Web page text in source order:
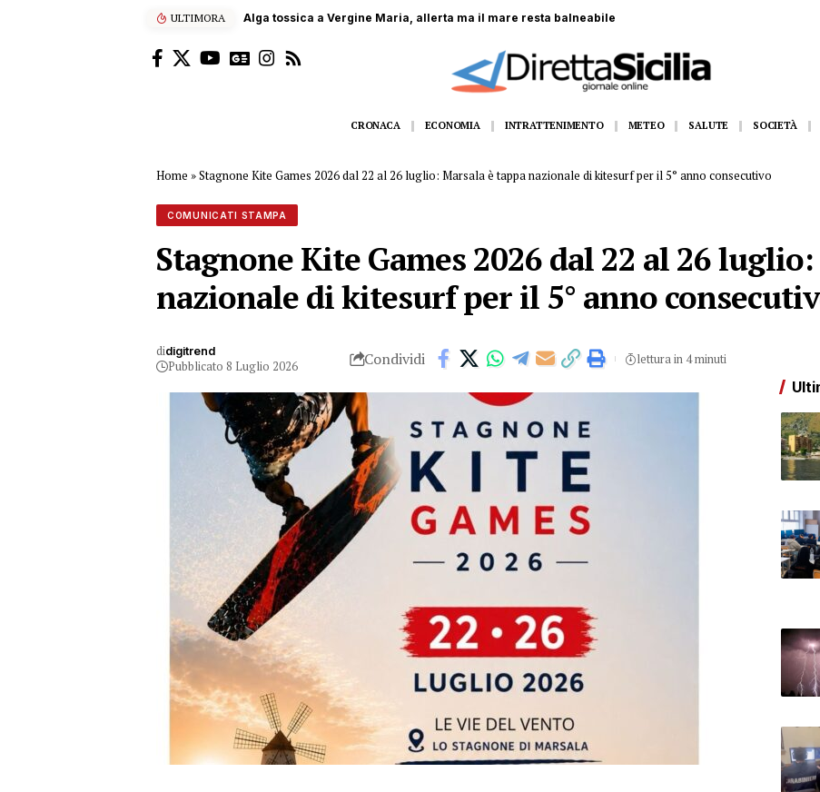
ULTIMORA Terna, 60 studenti siciliani coinvolti nella Formazione Scuola Lavoro
CRONACA ECONOMIA INTRATTENIMENTO METEO SALUTE SOCIETÀ
Home »Stagnone Kite Games 2026 dal 22 al 26 luglio: Marsala è tappa nazionale di kitesurf per il 5° anno consecutivo
COMUNICATI STAMPA
Stagnone Kite Games 2026 dal 22 al 26
nazionale di kitesurf per il 5° anno
didigitrend
Pubblicato 8 Luglio 2026 Condividi lettura in 4 minuti